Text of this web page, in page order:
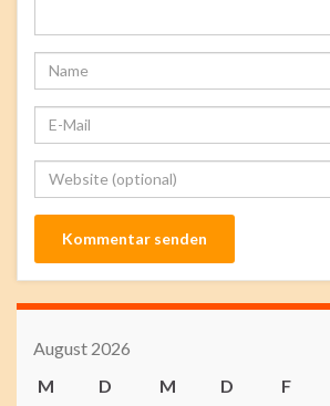
August 2026
M
D M D F